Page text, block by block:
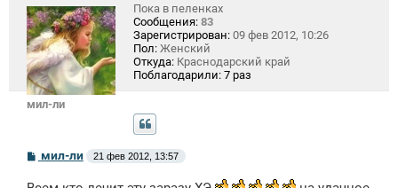
мил-ли
Пока в пеленках
Сообщения: 83
Зарегистрирован: 09 фев 2012, 10:26
Пол: Женский
Откуда: Краснодарский край
Поблагодарили: 7 раз
С
о
мил-ли 21 фев 2012, 13:57